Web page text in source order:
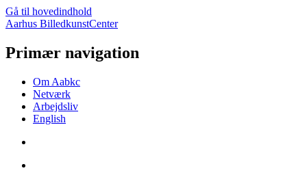
Gå til hovedindhold
Aarhus BilledkunstCenter
Primær navigation
Om Aabkc
Netværk
Arbejdsliv
English